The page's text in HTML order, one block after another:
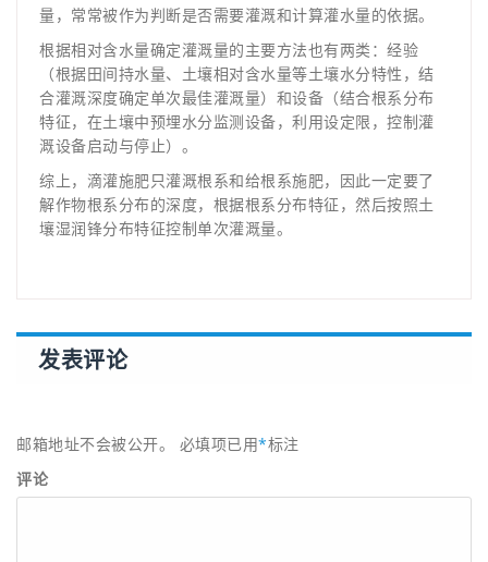
量，常常被作为判断是否需要灌溉和计算灌水量的依据。
根据相对含水量确定灌溉量的主要方法也有两类：经验
（根据田间持水量、土壤相对含水量等土壤水分特性，结
合灌溉深度确定单次最佳灌溉量）和设备（结合根系分布
特征，在土壤中预埋水分监测设备，利用设定限，控制灌
溉设备启动与停止）。
综上，滴灌施肥只灌溉根系和给根系施肥，因此一定要了
解作物根系分布的深度，根据根系分布特征，然后按照土
壤湿润锋分布特征控制单次灌溉量。
发表评论
邮箱地址不会被公开。 必填项已用*标注
评论